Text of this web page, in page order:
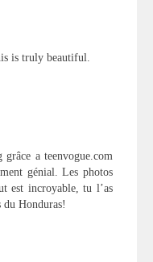
is truly beautiful.
a teenvogue.com
génial. Les photos
est incroyable, tu l’as
Honduras!